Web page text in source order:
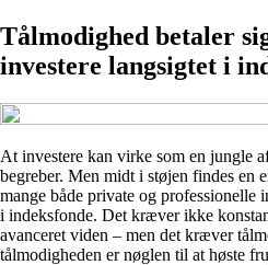
Tålmodighed betaler
investere langsigtet i
At investere kan virke som en jungle
begreber. Men midt i støjen findes en
mange både private og
i indeksfonde. Det kræver ikke
avanceret viden – men det kræver
tålmodigheden er nøglen til at høste